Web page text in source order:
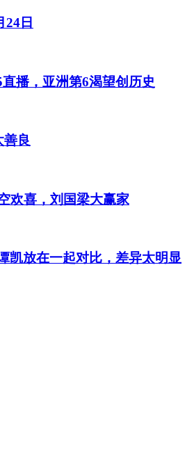
日
播，亚洲第6渴望创历史
善良
欢喜，刘国梁大赢家
凯放在一起对比，差异太明显